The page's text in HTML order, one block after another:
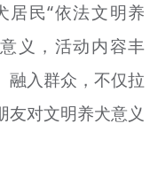
居民“依法文明养
义，活动内容丰
融入群众，不仅拉
友对文明养犬意义